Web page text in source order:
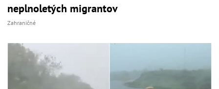
neplnoletých migrantov
Zahraničné